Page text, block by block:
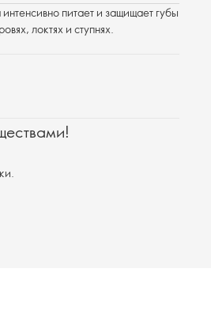
питает и защищает губы
локтях и ступнях.